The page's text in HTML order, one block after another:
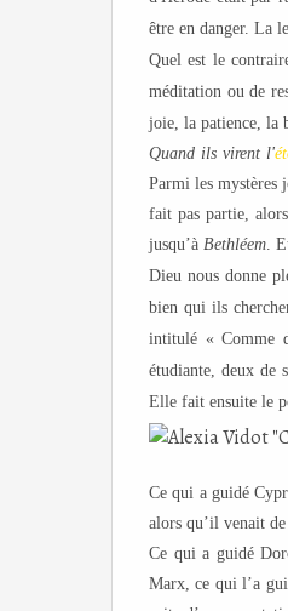
être en danger. La
Quel est le
méditation ou de
joie, la patience, la
Quand ils virent l'
Parmi les mystères
fait pas partie,
jusqu’à Bethléem.
Dieu nous donne
bien qui ils
intitulé « Comme
étudiante, deux de
Elle fait ensuite le
Ce qui a guidé
alors qu’il venait
Ce qui a guidé
Marx, ce qui l’a